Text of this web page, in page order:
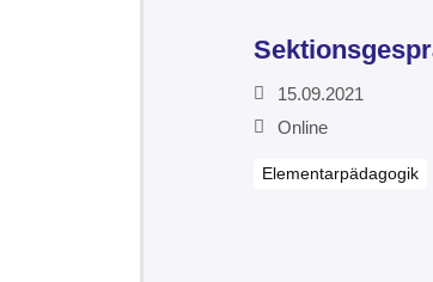
15.09.2021
Online
Elementarpädagogik